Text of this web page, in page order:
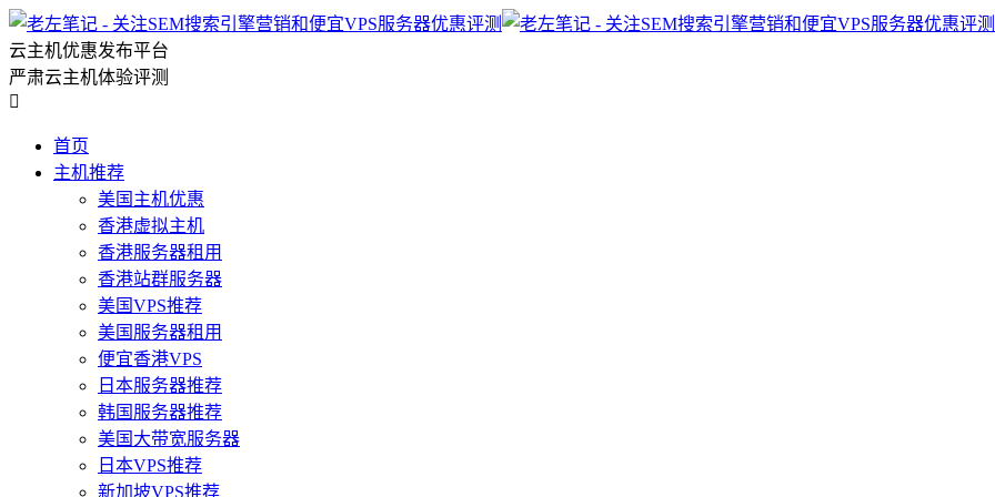
云主机优惠发布平台
严肃云主机体验评测

首页
主机推荐
美国主机优惠
香港虚拟主机
香港服务器租用
香港站群服务器
美国VPS推荐
美国服务器租用
便宜香港VPS
日本服务器推荐
韩国服务器推荐
美国大带宽服务器
日本VPS推荐
新加坡VPS推荐